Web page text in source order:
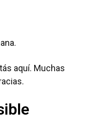
aquí. Muchas